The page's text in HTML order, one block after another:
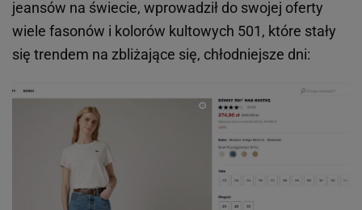
jeansów na świecie, wprowadził do swojej oferty
wiele fasonów i kolorów kultowych 501, które stały
się trendem na zbliżające się, chłodniejsze dni: